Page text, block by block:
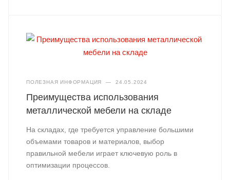
ПОЛЕЗНАЯ ИНФОРМАЦИЯ — 24.05.2024
Преимущества использования
металлической мебели на складе
На складах, где требуется управление большими
объемами товаров и материалов, выбор
правильной мебели играет ключевую роль в
оптимизации процессов.